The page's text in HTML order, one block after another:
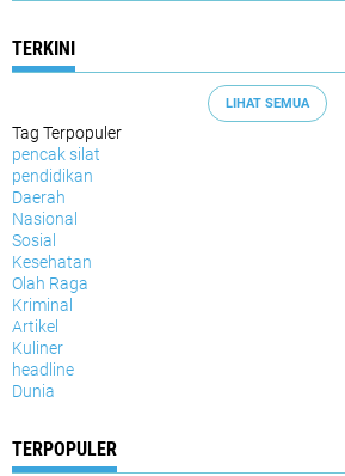
TERKINI
LIHAT SEMUA
Tag Terpopuler
pencak silat
pendidikan
Daerah
Nasional
Sosial
Kesehatan
Olah Raga
Kriminal
Artikel
Kuliner
headline
Dunia
TERPOPULER